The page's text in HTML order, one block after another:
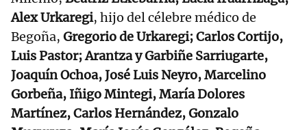
Alex Urkaregi, hijo del célebre médico de
Begoña, Gregorio de Urkaregi; Carlos Cortijo,
Luis Pastor; Arantza y Garbiñe Sarriugarte,
Joaquín Ochoa, José Luis Neyro, Marcelino
Gorbeña, Iñigo Mintegi, María Dolores
Martínez, Carlos Hernández, Gonzalo